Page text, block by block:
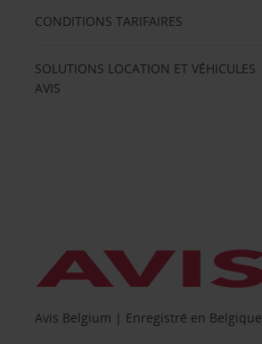
CONDITIONS TARIFAIRES
SOLUTIONS LOCATION ET VÉHICULES
AVIS
Avis Belgium | Enregistré en